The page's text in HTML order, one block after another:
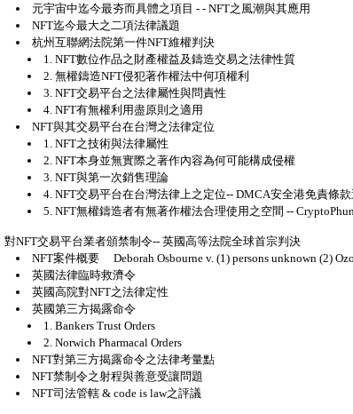
元宇宙中迄今最夯而具體之項目 - - NFT之風潮與其應用
NFT迄今最大之二項法律議題
杭州互聯網法院第一件NFT維權判決
1. NFT數位作品之財產權益及鑄造交易之法律性質
2. 無權鑄造NFT侵犯著作權法中何項權利
3. NFT交易平台之法律屬性與問責性
4. NFT有無權利用盡原則之適用
NFT與其交易平台在台灣之法律定位
1. NFT之技術與法律屬性
2. NFT本身並無實際之著作內容為何可能構成侵權
3. NFT與第一次銷售理論
4. NFT交易平台在台灣法律上之定位-- DMCA安全港免責條款
5. NFT無權鑄造者有無著作權法合理使用之空間 --
對NFT交易平台業者頒禁制令-- 英國高等法院全球首宗判決
NFT案件概要 Deborah Osbourne v. (1) persons unknown (2)
英國法律臨時救濟令
英國高院對NFT之法律定性
英國第三方揭露命令
1. Bankers Trust Orders
2. Norwich Pharmacal Orders
NFT對第三方揭露命令之法律考量點
NFT禁制令之射程與善意受讓問題
NFT司法管轄 & code is law之評議